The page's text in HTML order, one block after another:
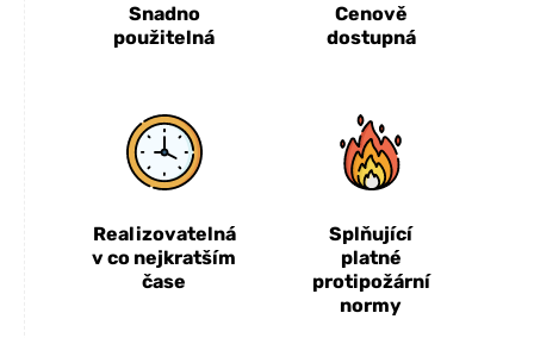
Snadno
použitelná
Cenově
dostupná
Realizovatelná
v co nejkratším
čase
Splňující
platné
protipožární
normy